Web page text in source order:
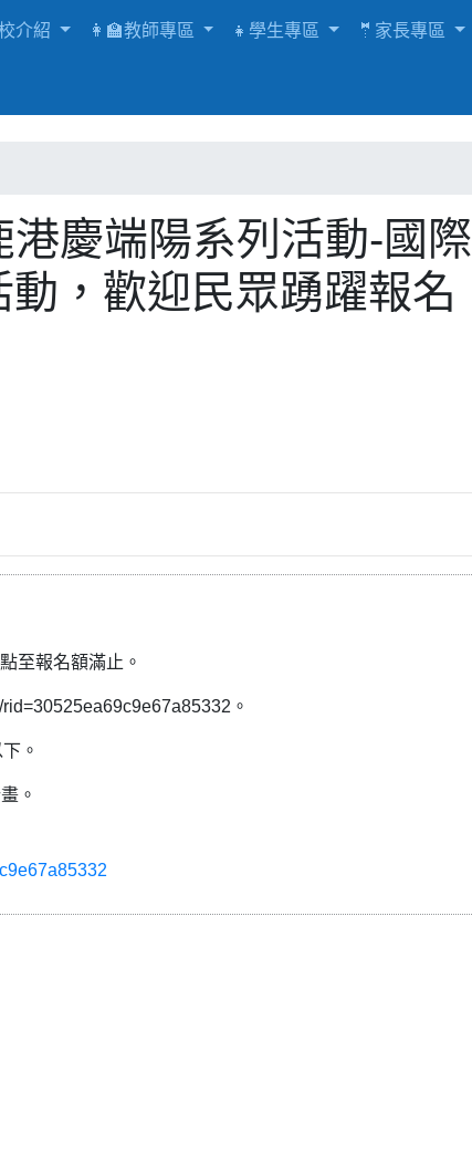
介紹 👩‍🏫教師專區 👧學生專區 🤵家長專區
慶端陽系列活動-國際
，歡迎民眾踴躍報名
至報名額滿止。
。
。
。